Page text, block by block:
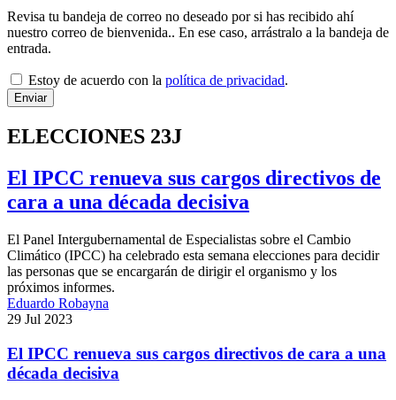
Revisa tu bandeja de correo no deseado por si has recibido ahí
nuestro correo de bienvenida.. En ese caso, arrástralo a la bandeja de
entrada.
Estoy de acuerdo con la política de privacidad.
ELECCIONES 23J
El IPCC renueva sus cargos directivos de
cara a una década decisiva
El Panel Intergubernamental de Especialistas sobre el Cambio
Climático (IPCC) ha celebrado esta semana elecciones para decidir
las personas que se encargarán de dirigir el organismo y los
próximos informes.
Eduardo Robayna
29 Jul 2023
El IPCC renueva sus cargos directivos de cara a una
década decisiva